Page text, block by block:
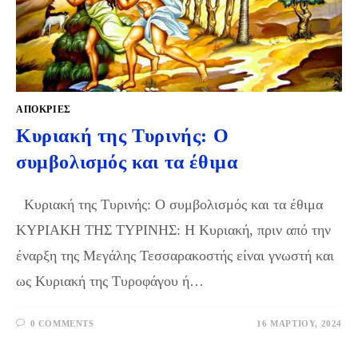
ΑΠΌΚΡΙΕΣ
Κυριακή της Τυρινής: Ο
συμβολισμός και τα έθιμα
Κυριακή της Τυρινής: Ο συμβολισμός και τα έθιμα
ΚΥΡΙΑΚΗ ΤΗΣ ΤΥΡΙΝΗΣ: Η Κυριακή, πριν από την
έναρξη της Μεγάλης Τεσσαρακοστής είναι γνωστή και
ως Κυριακή της Τυροφάγου ή…
0 COMMENTS 16 ΜΑΡΤΊΟΥ, 2024